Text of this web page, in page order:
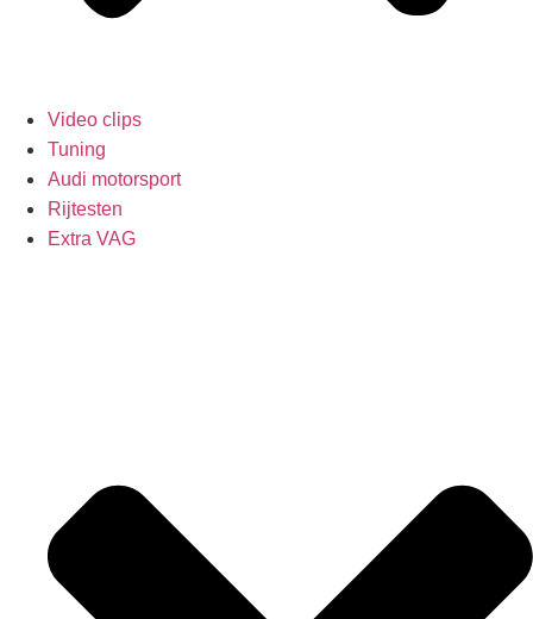
Video clips
Tuning
Audi motorsport
Rijtesten
Extra VAG